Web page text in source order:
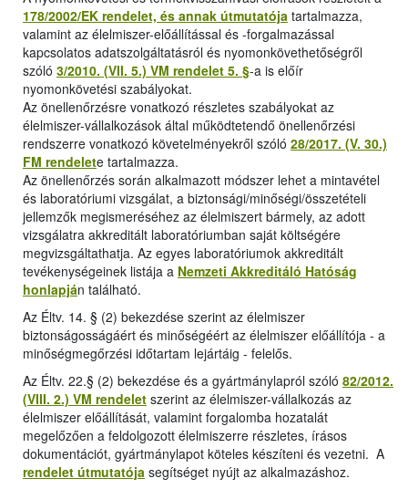
178/2002/EK rendelet, és annak útmutatója tartalmazza,
valamint az élelmiszer-előállítással és -forgalmazással
kapcsolatos adatszolgáltatásról és nyomonkövethetőségről
szóló 3/2010. (VII. 5.) VM rendelet 5. §-a is előír
nyomonkövetési szabályokat.
Az önellenőrzésre vonatkozó részletes szabályokat az
élelmiszer-vállalkozások által működtetendő önellenőrzési
rendszerre vonatkozó követelményekről szóló 28/2017. (V. 30.)
FM rendelete tartalmazza.
Az önellenőrzés során alkalmazott módszer lehet a mintavétel
és laboratóriumi vizsgálat, a biztonsági/minőségi/összetételi
jellemzők megismeréséhez az élelmiszert bármely, az adott
vizsgálatra akkreditált laboratóriumban saját költségére
megvizsgáltathatja. Az egyes laboratóriumok akkreditált
tevékenységeinek listája a Nemzeti Akkreditáló Hatóság
honlapján található.
Az Éltv. 14. § (2) bekezdése szerint az élelmiszer
biztonságosságáért és minőségéért az élelmiszer előállítója - a
minőségmegőrzési időtartam lejártáig - felelős.
Az Éltv. 22.§ (2) bekezdése és a gyártmánylapról szóló 82/2012.
(VIII. 2.) VM rendelet szerint az élelmiszer-vállalkozás az
élelmiszer előállítását, valamint forgalomba hozatalát
megelőzően a feldolgozott élelmiszerre részletes, írásos
dokumentációt, gyártmánylapot köteles készíteni és vezetni. A
rendelet útmutatója segítséget nyújt az alkalmazáshoz.